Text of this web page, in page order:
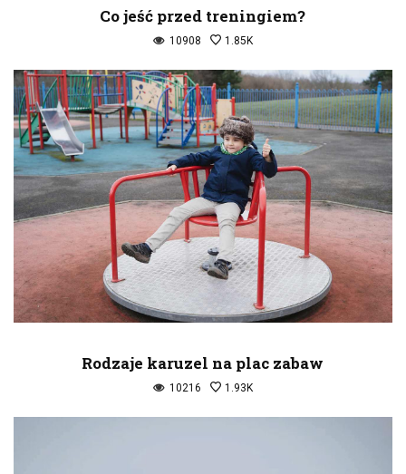
Co jeść przed treningiem?
10908 1.85K
Rodzaje karuzel na plac zabaw
10216 1.93K